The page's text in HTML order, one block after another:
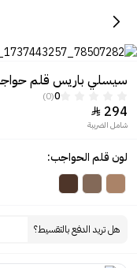
سيسلي باريس قلم حواجب
0
(0)
294

شامل الضريبة
لون قلم الحواجب:
هل تريد الدفع بالتقسيط؟